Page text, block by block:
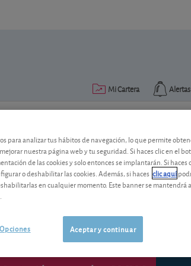
Alertas
Mi Cartera
OPA sobre Metrovacesa a
espere
para analizar tus hábitos de navegación, lo que permite
nuestra página web y tu seguridad. Si haces clic en el
de las cookies y solo entonces se implantarán. Si haces
o deshabilitar las cookies. Además, si haces clic aquí
en cualquier momento. Este banner se mantendrá
Aceptar y continuar
Opciones